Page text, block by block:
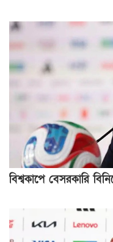
বিশ্বকাপে বেসরকারি